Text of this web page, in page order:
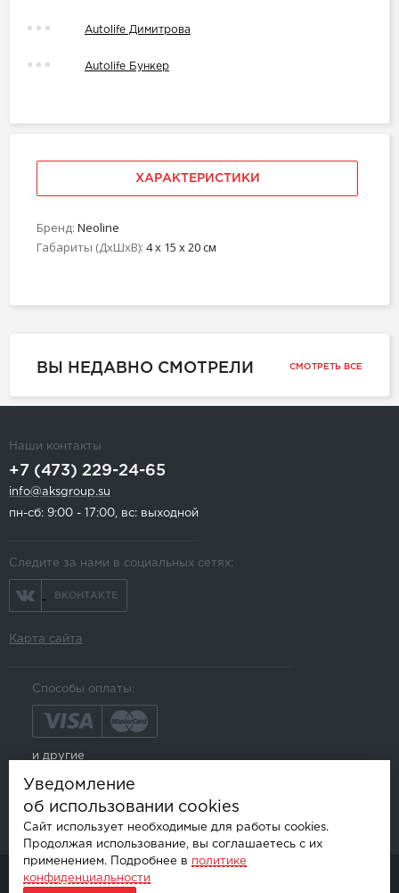
Autolife Димитрова
Autolife Бункер
ХАРАКТЕРИСТИКИ
Бренд: Neoline
Габариты (ДхШхВ): 4 x 15 x 20 см
ВЫ НЕДАВНО СМОТРЕЛИ СМОТРЕТЬ ВСЕ
Наши контакты
+7 (473) 229-24-65
info@aksgroup.su
пн-сб: 9:00 - 17:00, вс: выходной
Следите за нами в социальных сетях:
ВКОНТАКТЕ
Карта сайта
Способы оплаты:
и другие
© AKSGROUP, 2026.
Уведомление
об использовании cookies
Сайт использует необходимые для работы cookies.
Продолжая использование, вы соглашаетесь с их
применением. Подробнее в политике
конфиденциальности